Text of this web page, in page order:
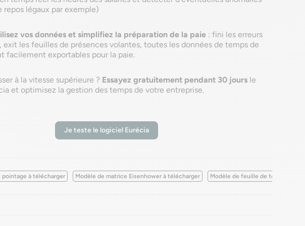
repos légaux par exemple)
vos données et simplifiez la préparation de la paie : fini les erreurs
exit les feuilles de présences volantes, toutes les données de temps de
facilement exportables pour la paie.
à la vitesse supérieure ? Essayez gratuitement pendant 30 jours le
et optimisez la gestion des temps de votre entreprise.
Je teste le logiciel Eurécia
à télécharger Modèle de matrice Eisenhower à télécharger Modèle de feuille de temps à